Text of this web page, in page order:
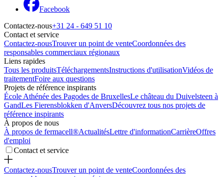
Facebook
Contactez-nous+31 24 - 649 51 10
Contact et service
Contactez-nousTrouver un point de venteCoordonnées des
responsables commerciaux régionaux
Liens rapides
Tous les produitsTéléchargementsInstructions d'utilisationVidéos de
traitementFoire aux questions
Projets de référence inspirants
École Athénée des Pagodes de BruxellesLe château du Duivelsteen à
GandLes Fierensblokken d'AnversDécouvrez tous nos projets de
référence inspirants
À propos de nous
À propos de fermacell®ActualitésLettre d'informationCarrièreOffres
d'emploi
Contact et service
Contactez-nousTrouver un point de venteCoordonnées des